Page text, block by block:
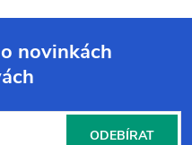
novinkách
ODEBÍRAT